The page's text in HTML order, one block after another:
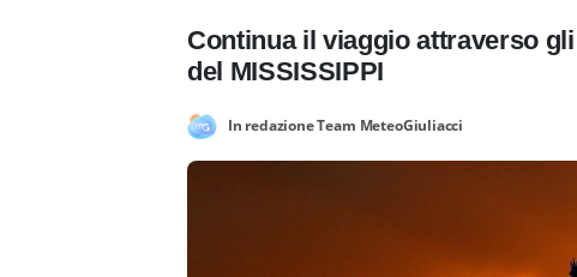
Continua il viaggio attraverso
del MISSISSIPPI
In redazione Team MeteoGiuliacci